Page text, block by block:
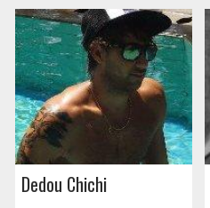
Dedou Chichi